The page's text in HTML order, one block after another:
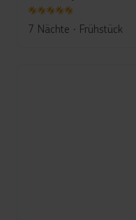
5
7 Nächte ∙ Frühstück